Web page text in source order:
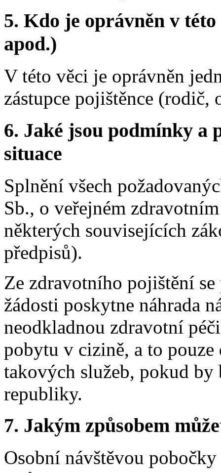
5. Kdo je oprávněn v
apod.)
V této věci je oprávněn
zástupce pojištěnce
6. Jaké jsou podmínky a
situace
Splnění všech
Sb., o veřejném
některých souvisejících
předpisů).
Ze zdravotního pojištění
žádosti poskytne náhrada
neodkladnou zdravotní
pobytu v cizině, a to pouze
takových služeb, pokud
republiky.
7. Jakým způsobem
Osobní návštěvou